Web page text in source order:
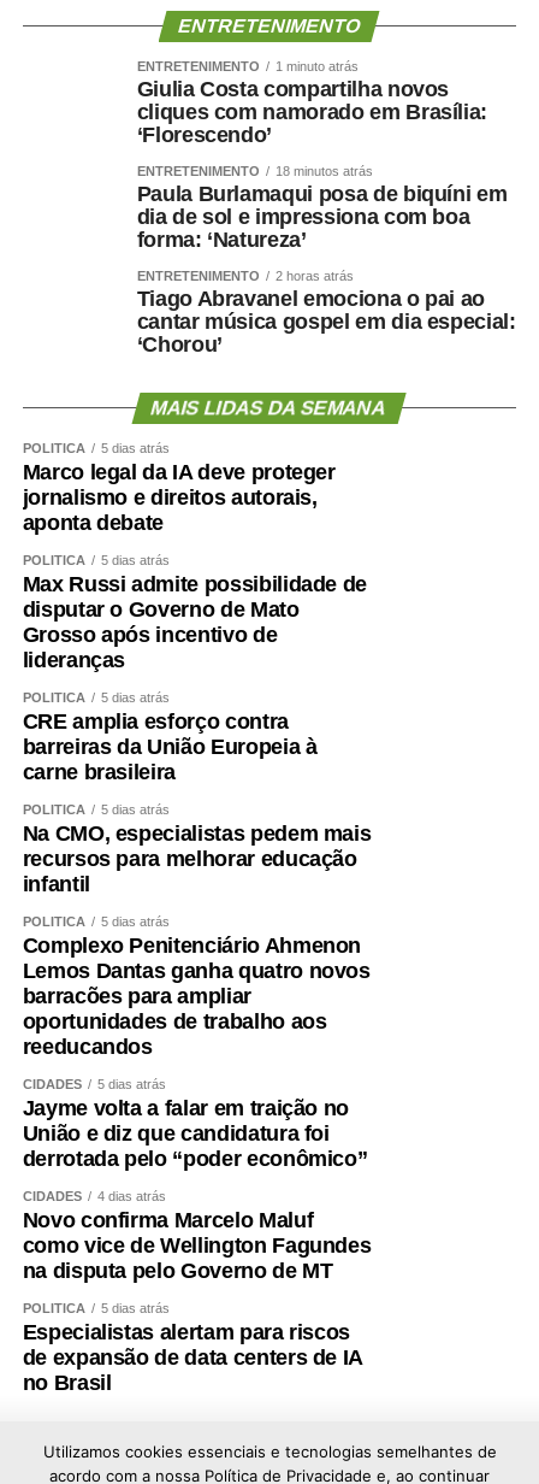
ENTRETENIMENTO
ENTRETENIMENTO 1 minuto atrás
Giulia Costa compartilha novos
cliques com namorado em Brasília:
‘Florescendo’
ENTRETENIMENTO 18 minutos atrás
Paula Burlamaqui posa de biquíni em
dia de sol e impressiona com boa
forma: ‘Natureza’
ENTRETENIMENTO 2 horas atrás
Tiago Abravanel emociona o pai ao
cantar música gospel em dia especial:
‘Chorou’
MAIS LIDAS DA SEMANA
POLÍTICA 5 dias atrás
Marco legal da IA deve proteger
jornalismo e direitos autorais,
aponta debate
POLÍTICA 5 dias atrás
Max Russi admite possibilidade de
disputar o Governo de Mato
Grosso após incentivo de
lideranças
POLÍTICA 5 dias atrás
CRE amplia esforço contra
barreiras da União Europeia à
carne brasileira
POLÍTICA 5 dias atrás
Na CMO, especialistas pedem mais
recursos para melhorar educação
infantil
POLÍTICA 5 dias atrás
Complexo Penitenciário Ahmenon
Lemos Dantas ganha quatro novos
barracões para ampliar
oportunidades de trabalho aos
reeducandos
CIDADES 5 dias atrás
Jayme volta a falar em traição no
União e diz que candidatura foi
derrotada pelo “poder econômico”
CIDADES 4 dias atrás
Novo confirma Marcelo Maluf
como vice de Wellington Fagundes
na disputa pelo Governo de MT
POLÍTICA 5 dias atrás
Especialistas alertam para riscos
de expansão de data centers de IA
no Brasil
Utilizamos cookies essenciais e tecnologias semelhantes de
acordo com a nossa Política de Privacidade e, ao continuar